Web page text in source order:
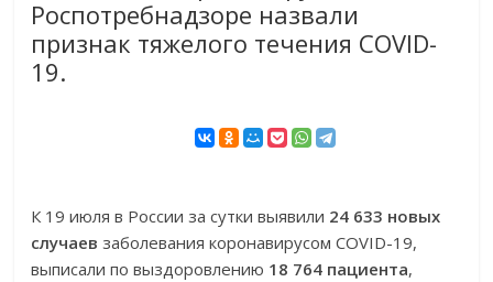
Роспотребнадзоре назвали
признак тяжелого течения COVID-
19.
К 19 июля в России за сутки выявили 24 633 новых
случаев заболевания коронавирусом COVID-19,
выписали по выздоровлению 18 764 пациента,